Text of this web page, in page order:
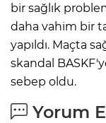
bir sağlık
daha vahim bir
yapıldı. Maçta
skandal
sebep oldu.
Yorum